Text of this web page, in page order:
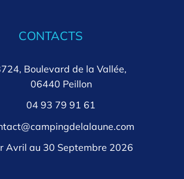
CONTACTS
Boulevard de la Vallée,
06440 Peillon
04 93 79 91 61
Avril au 30 Septembre 2026